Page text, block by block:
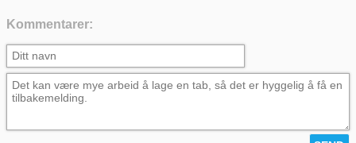
Kommentarer: